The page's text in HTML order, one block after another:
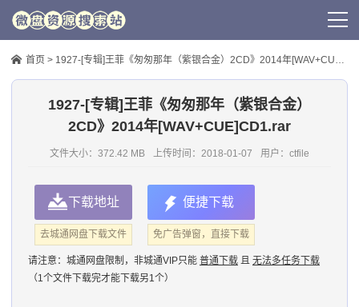
首页 > 1927-[专辑]王菲《匆匆那年（紫银合金）2CD》2014年[WAV+CUE]CD1.rar
1927-[专辑]王菲《匆匆那年（紫银合金）
2CD》2014年[WAV+CUE]CD1.rar
文件大小：372.42 MB 上传时间： 2018-01-07 用户： ctfile
下载地址
去城通网盘下载文件
便捷下载
免广告弹窗，直接下载
请注意： 城通网盘限制，非城通VIP只能 普通下载 且 无法多任务下载
（1个文件下载完才能下载另1个）